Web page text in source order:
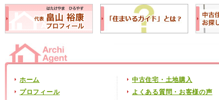
ホーム
プロフィール
中古住宅・土地購入
よくある質問・お客様の声